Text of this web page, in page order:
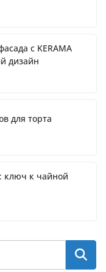
с KERAMA
дизайн
для торта
ключ к чайной